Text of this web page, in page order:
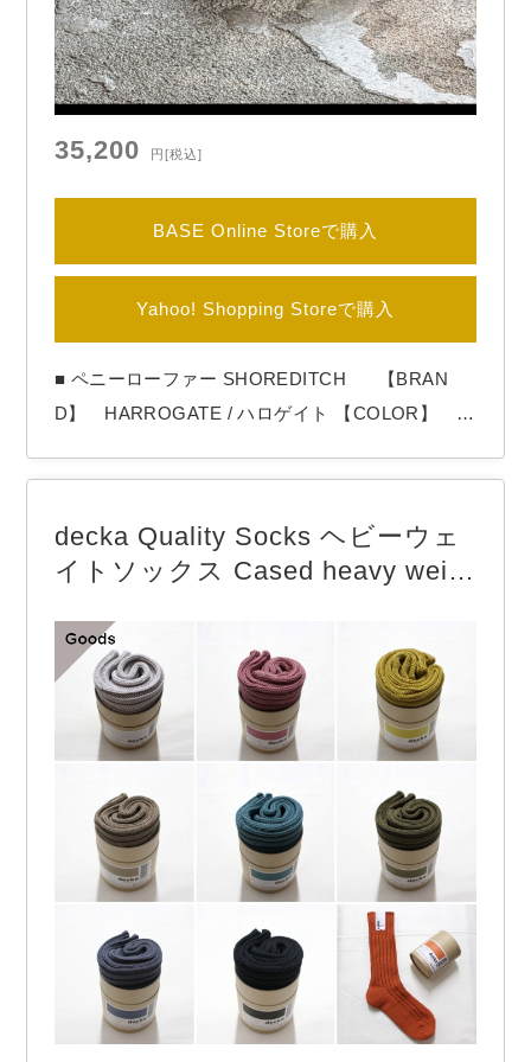
35,200 円[税込]
BASE Online Storeで購入
Yahoo! Shopping Storeで購入
■ ペニーローファー SHOREDITCH 【BRAN
D】 HARROGATE / ハロゲイト 【COLOR】 Bl
ーファー「SHOREDITCH」 サドル部分にダイヤモ
名コインローファーともいわれています。 made in
In…
decka Quality Socks ヘビーウェ
イトソックス Cased heavy weig